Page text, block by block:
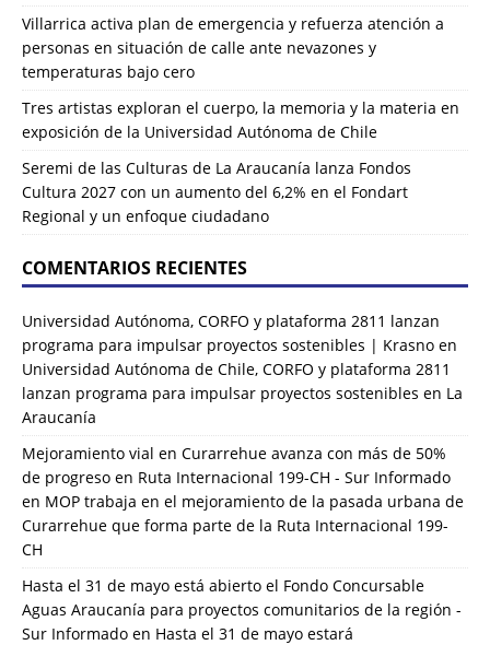
Villarrica activa plan de emergencia y refuerza atención a
personas en situación de calle ante nevazones y
temperaturas bajo cero
Tres artistas exploran el cuerpo, la memoria y la materia en
exposición de la Universidad Autónoma de Chile
Seremi de las Culturas de La Araucanía lanza Fondos
Cultura 2027 con un aumento del 6,2% en el Fondart
Regional y un enfoque ciudadano
COMENTARIOS RECIENTES
Universidad Autónoma, CORFO y plataforma 2811 lanzan
programa para impulsar proyectos sostenibles | Krasno en
Universidad Autónoma de Chile, CORFO y plataforma 2811
lanzan programa para impulsar proyectos sostenibles en La
Araucanía
Mejoramiento vial en Curarrehue avanza con más de 50%
de progreso en Ruta Internacional 199-CH - Sur Informado
en MOP trabaja en el mejoramiento de la pasada urbana de
Curarrehue que forma parte de la Ruta Internacional 199-
CH
Hasta el 31 de mayo está abierto el Fondo Concursable
Aguas Araucanía para proyectos comunitarios de la región -
Sur Informado en Hasta el 31 de mayo estará